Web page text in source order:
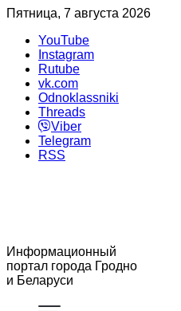
Пятница, 7 августа 2026
YouTube
Instagram
Rutube
vk.com
Odnoklassniki
Threads
Viber
Telegram
RSS
Информационный
портал города Гродно
и Беларуси